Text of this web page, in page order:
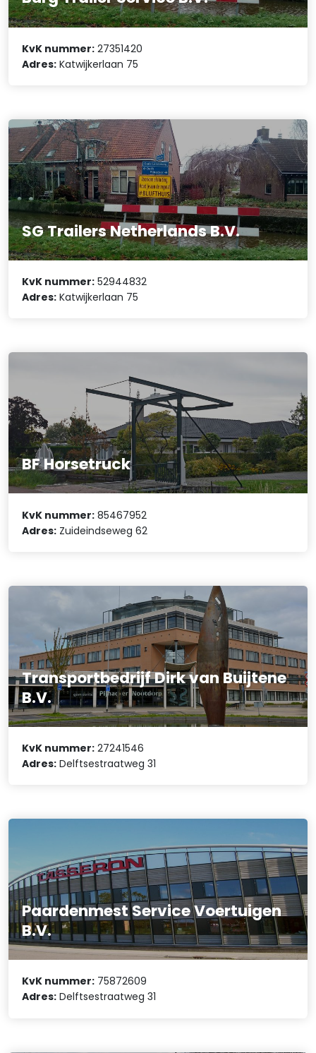
KvK nummer: 27351420
Adres: Katwijkerlaan 75
SG Trailers Netherlands B.V.
KvK nummer: 52944832
Adres: Katwijkerlaan 75
BF Horsetruck
KvK nummer: 85467952
Adres: Zuideindseweg 62
Transportbedrijf Dirk van Buijtene
B.V.
KvK nummer: 27241546
Adres: Delftsestraatweg 31
Paardenmest Service Voertuigen
B.V.
KvK nummer: 75872609
Adres: Delftsestraatweg 31